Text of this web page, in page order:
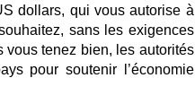
dollars, qui vous autorise à
sans les exigences
vous tenez bien, les autorités
pour soutenir l’économie